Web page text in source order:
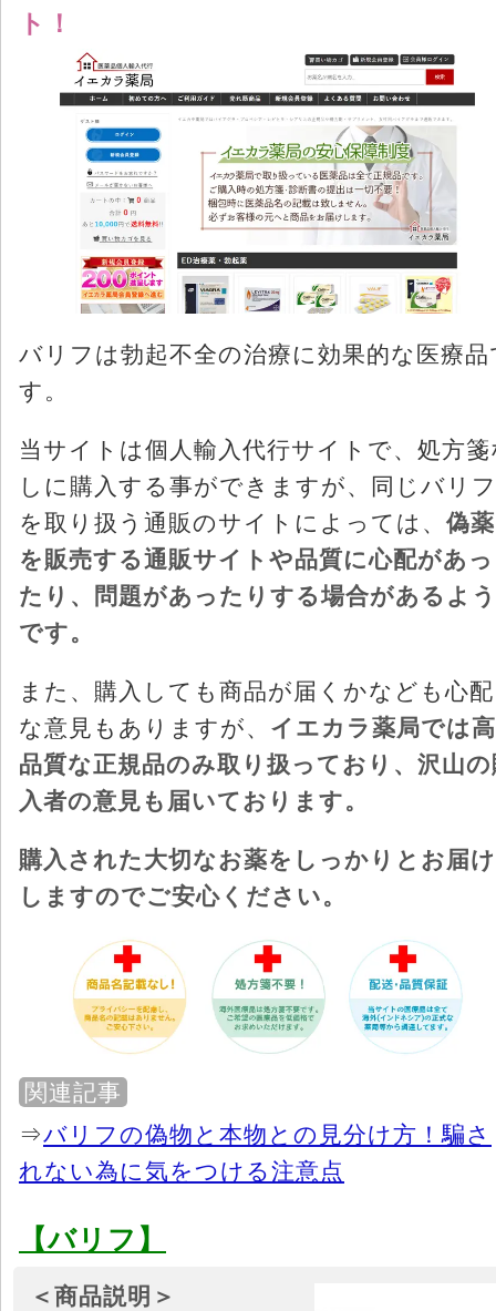
ト！
バリフは勃起不全の治療に効果的な医療品
す。
当サイトは個人輸入代行サイトで、処方箋
しに購入する事ができますが、同じバリフ
を取り扱う通販のサイトによっては、 偽薬
を販売する通販サイトや品質に心配があっ
たり、問題があったりする場合があるよう
です。
また、購入しても商品が届くかなども心配
な意見もありますが、 イエカラ薬局では高
品質な正規品のみ取り扱っており、沢山の
入者の意見も届いております。
購入された大切なお薬をしっかりとお届け
しますのでご安心ください。
関連記事
⇒バリフの偽物と本物との見分け方！騙さ
れない為に気をつける注意点
【バリフ】
＜商品説明＞